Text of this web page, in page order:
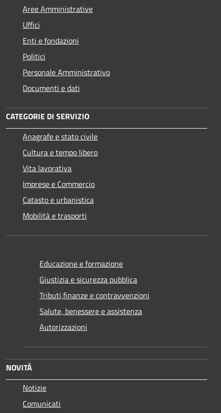
Aree Amministrative
Uffici
Enti e fondazioni
Politici
Personale Amministrativo
Documenti e dati
CATEGORIE DI SERVIZIO
Anagrafe e stato civile
Cultura e tempo libero
Vita lavorativa
Imprese e Commercio
Catasto e urbanistica
Mobilità e trasporti
Educazione e formazione
Giustizia e sicurezza pubblica
Tributi,finanze e contravvenzioni
Salute, benessere e assistenza
Autorizzazioni
NOVITÀ
Notizie
Comunicati